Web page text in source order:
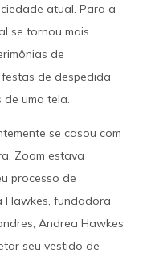
atual. Para a
se tornou mais
de
de despedida
uma tela.
se casou com
Zoom estava
processo de
Hawkes, fundadora
Andrea Hawkes
seu vestido de